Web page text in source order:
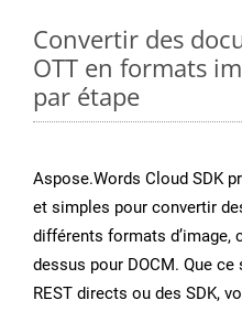
Convertir des
OTT en formats
par étape
Aspose.Words Cloud SDK
et simples pour convertir
différents formats d’image,
dessus pour DOCM. Que ce
REST directs ou des SDK,